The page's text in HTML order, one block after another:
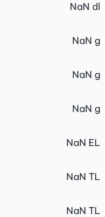
NaN dl
NaN g
NaN g
NaN g
NaN EL
NaN TL
NaN TL